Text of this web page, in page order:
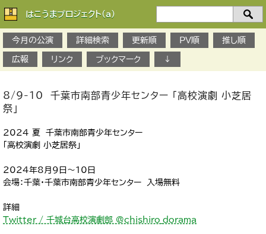
はこうまプロジェクト(a)
今月の公演
詳細検索 更新順 PV順 推し順
広報 リンク ブックマーク ↓
8/9-10 千葉市南部青少年センター 「高校演劇 小芝居
祭」
2024 夏 千葉市南部青少年センター
「高校演劇 小芝居祭」
2024年8月9日～10日
会場：千葉・千葉市南部青少年センター 入場無料
詳細
Twitter / 千城台高校演劇部 @chishiro_dorama